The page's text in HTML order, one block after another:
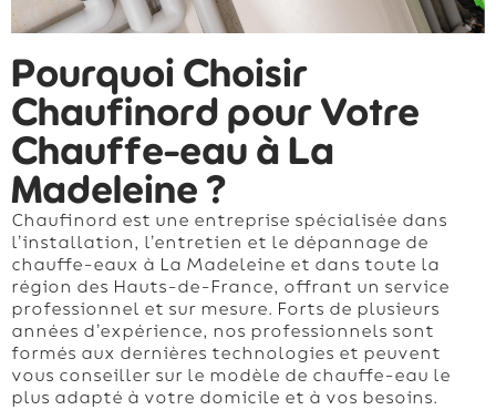
Pourquoi Choisir
Chaufinord pour Votre
Chauffe-eau à La
Madeleine ?
Chaufinord est une entreprise spécialisée dans
l’installation, l’entretien et le dépannage de
chauffe-eaux à La Madeleine et dans toute la
région des Hauts-de-France, offrant un service
professionnel et sur mesure. Forts de plusieurs
années d’expérience, nos professionnels sont
formés aux dernières technologies et peuvent
vous conseiller sur le modèle de chauffe-eau le
plus adapté à votre domicile et à vos besoins.